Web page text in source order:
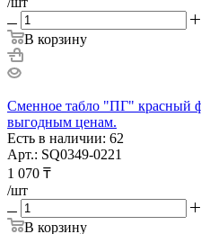
В корзину
Сменное табло "ПГ" красный
выгодным ценам.
Есть в наличии: 62
Арт.: SQ0349-0221
1 070 ₸
/шт
В корзину